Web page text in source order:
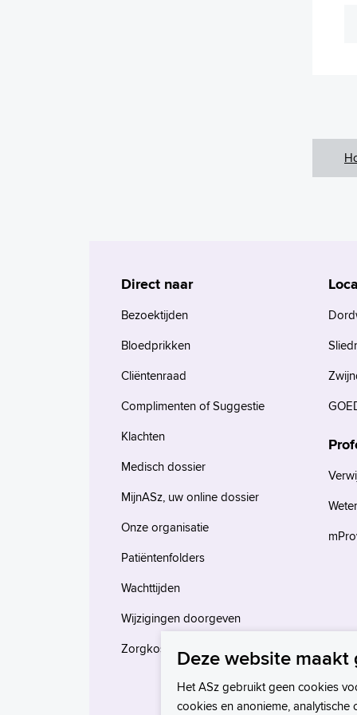
Direct naar
Bezoektijden
Bloedprikken
Cliëntenraad
Complimenten of Suggestie
Klachten
Medisch dossier
MijnASz, uw online dossier
Onze organisatie
Patiëntenfolders
Wachttijden
Wijzigingen doorgeven
Zorgkosten en verzekeringen
Deze website
Het ASz gebruikt geen cookies
cookies en anonieme,